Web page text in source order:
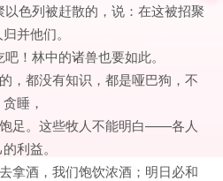
色列被赶散的，说：在这被招聚
并他们。
！林中的诸兽也要如此。
，都没有知识，都是哑巴狗，不
睡，
足。这些牧人不能明白——各人
利益。
拿酒，我们饱饮浓酒；明日必和